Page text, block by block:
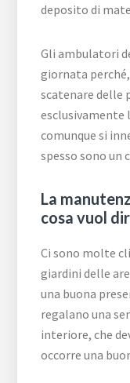
deposito di
Gli ambulatori
giornata
scatenare delle
esclusivamente
comunque si
spesso sono un
La
cosa vuol
Ci sono molte
giardini delle
una buona
regalano una
interiore, che
occorre una